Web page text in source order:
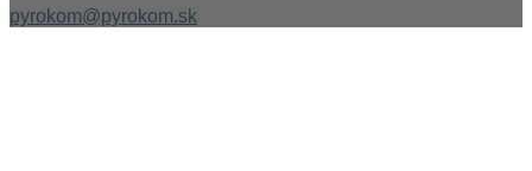
pyrokom@pyrokom.sk